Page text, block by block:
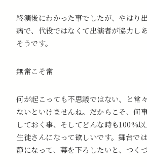
終演後にわかった事でしたが、やはり
病で、代役ではなくて出演者が協力し
そうです。
無常こそ常
何が起こっても不思議ではない、と常
ないといけませんね。だからこそ、何
しておく事、そしてどんな時も100%
生徒さんになって欲しいです。舞台で
静になって、幕を下ろしたいと、つく